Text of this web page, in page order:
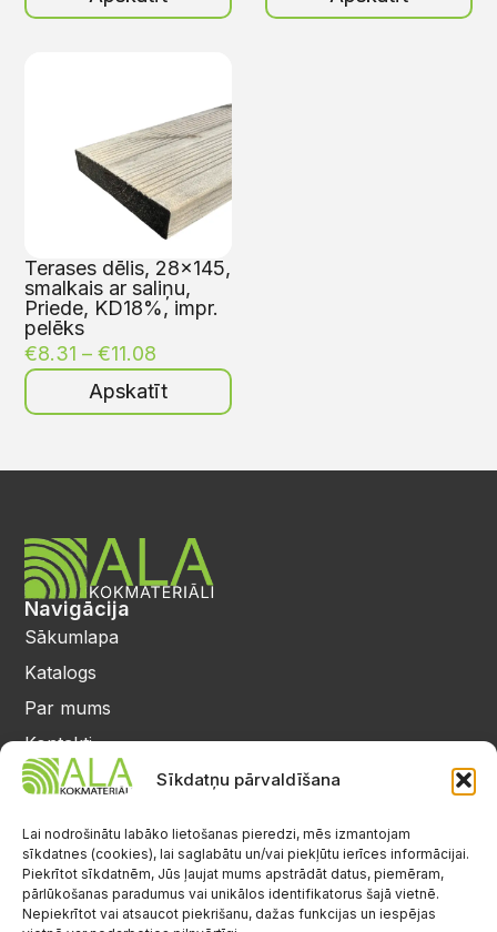
Sīkdatņu pārvaldīšana
Lai nodrošinātu labāko lietošanas pieredzi, mēs izmantojam
sīkdatnes (cookies), lai saglabātu un/vai piekļūtu ierīces informācijai.
Piekrītot sīkdatnēm, Jūs ļaujat mums apstrādāt datus, piemēram,
pārlūkošanas paradumus vai unikālos identifikatorus šajā vietnē.
Nepiekrītot vai atsaucot piekrišanu, dažas funkcijas un iespējas
Terases dēlis, 28×145,
smalkais ar saliņu,
Priede, KD18%, impr.
pelēks
€8.31 – €11.08
Apskatīt
Navigācija
Sākumlapa
Katalogs
Par mums
Kontakti
Privātuma politika
25 64 17 98
info@alalignea.lv
Daugavas iela 28, Mārupe